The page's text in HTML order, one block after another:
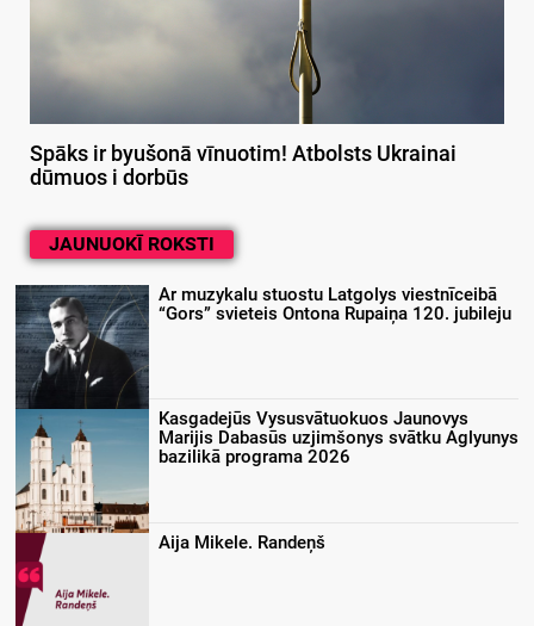
Spāks ir byušonā vīnuotim! Atbolsts Ukrainai
dūmuos i dorbūs
JAUNUOKĪ ROKSTI
Ar muzykalu stuostu Latgolys viestnīceibā
“Gors” svieteis Ontona Rupaiņa 120. jubileju
Kasgadejūs Vysusvātuokuos Jaunovys
Marijis Dabasūs uzjimšonys svātku Aglyunys
bazilikā programa 2026
Aija Mikele. Randeņš